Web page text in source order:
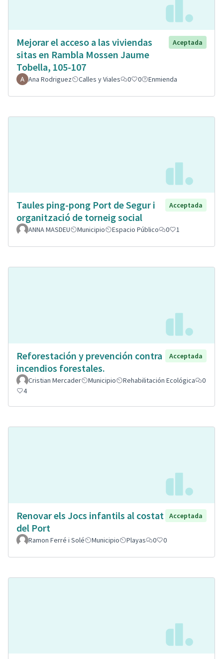
Mejorar el acceso a las viviendas
sitas en Rambla Mossen Jaume
Tobella, 105-107
Aceptada
Ana Rodriguez Calles y Viales 0 0 Enmienda
Taules ping-pong Port de Segur i
organització de torneig social
Acceptada
ANNA MASDEU Municipio Espacio Público 0 1
Reforestación y prevención contra
incendios forestales.
Acceptada
Cristian Mercader Municipio Rehabilitación Ecológica
0
4
Renovar els Jocs infantils al costat
del Port
Acceptada
Ramon Ferré i Solé Municipio Playas 0 0